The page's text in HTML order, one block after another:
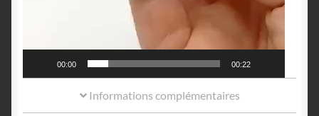
00:00 00:22
Informations complémentaires